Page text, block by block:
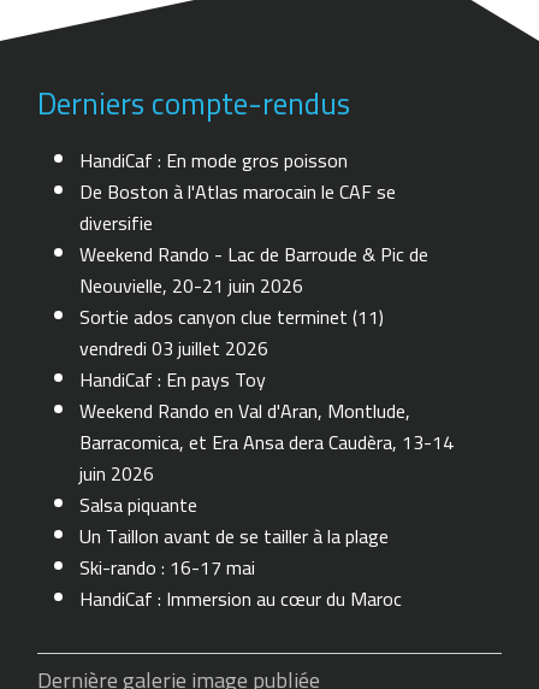
Derniers compte-rendus
HandiCaf : En mode gros poisson
De Boston à l'Atlas marocain le CAF se
diversifie
Weekend Rando - Lac de Barroude & Pic de
Neouvielle, 20-21 juin 2026
Sortie ados canyon clue terminet (11)
vendredi 03 juillet 2026
HandiCaf : En pays Toy
Weekend Rando en Val d'Aran, Montlude,
Barracomica, et Era Ansa dera Caudèra, 13-14
juin 2026
Salsa piquante
Un Taillon avant de se tailler à la plage
Ski-rando : 16-17 mai
HandiCaf : Immersion au cœur du Maroc
Dernière galerie image publiée